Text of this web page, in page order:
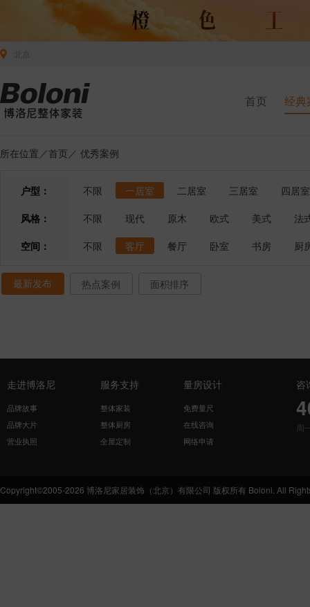
首页 经典
所在位置／首页 ／ 优秀案例
户型： 不限 一居室 二居室 三居室
四居室
风格：
不限 现代 原木 欧式 美式
法
空间：
不限 客厅 餐厅 卧室 书房 厨
最新发布 热点案例 面积排序
走进博洛尼
品牌故事
品牌大片
营业执照
服务支持
整体家装
整体厨房
全屋定制
量房设计
免费量尺
在线咨询
网络申请
咨
周
Copyright©2005-2026 博洛尼家居装饰（北京）有限公司 版权所有 Boloni. All